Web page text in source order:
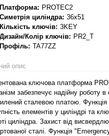
PROTEC2
циліндра: 36x51
ключів: 3KEY
Колір ключів: PR2_T
TA77ZZ
опис
ключова платформа
забезпечує надійну роботу
сталевою платою.
елементів у циліндрі та
циліндра. Захист від
сталі. Функція